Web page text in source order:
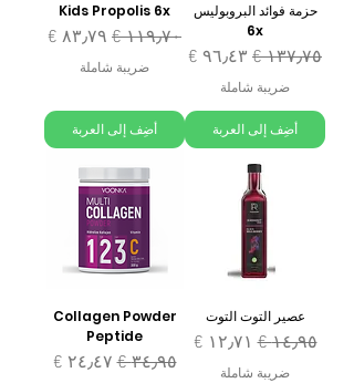
حزمة فوائد البروبوليس
6x
سعر عادي سعر البيع
ضريبة شاملة
أضِف إلى العربة
Kids Propolis 6x
سعر عادي سعر البيع
ضريبة شاملة
أضِف إلى العربة
عصير التوت التوت
سعر عادي‏١٤٫٩٥ € سعر البيع
ضريبة شاملة
Collagen Powder
Peptide
سعر عادي‏٣٤٫٩٥ € سعر البيع